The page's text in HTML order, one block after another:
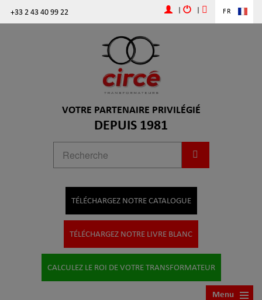
+33 2 43 40 99 22 FR
VOTRE PARTENAIRE PRIVILÉGIÉ
DEPUIS 1981
TÉLÉCHARGEZ NOTRE CATALOGUE
TÉLÉCHARGEZ NOTRE LIVRE BLANC
CALCULEZ LE ROI DE VOTRE TRANSFORMATEUR
Menu